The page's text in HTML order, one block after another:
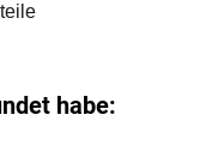
habe: